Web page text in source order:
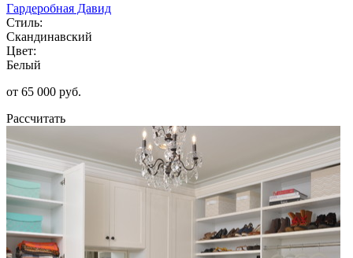
Гардеробная Давид
Стиль:
Скандинавский
Цвет:
Белый
от 65 000 руб.
Рассчитать